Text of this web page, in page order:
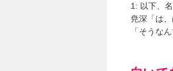
1: 以下、
尭深「は
「そうな